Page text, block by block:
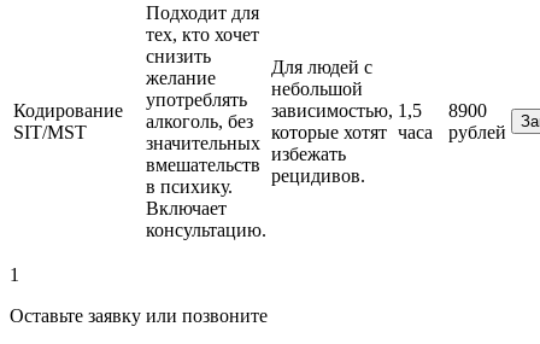
Кодирование
SIT/MST
Подходит для
тех, кто хочет
снизить
желание
употреблять
алкоголь, без
значительных
вмешательств
в психику.
Включает
консультацию.
Для людей с
небольшой
зависимостью,
которые хотят
избежать
рецидивов.
1,5
часа
8900
рублей
1
Оставьте заявку или позвоните